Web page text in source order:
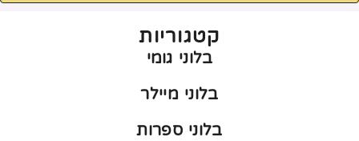
קטגוריות
בלוני גומי
בלוני מיילר
בלוני ספרות